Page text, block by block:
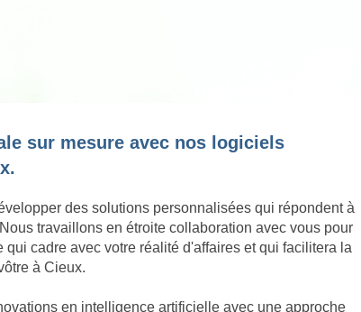
sur mesure avec nos logiciels
des solutions personnalisées qui répondent à
travaillons en étroite collaboration avec vous pour
cadre avec votre réalité d'affaires et qui facilitera la
à Cieux.
en intelligence artificielle avec une approche